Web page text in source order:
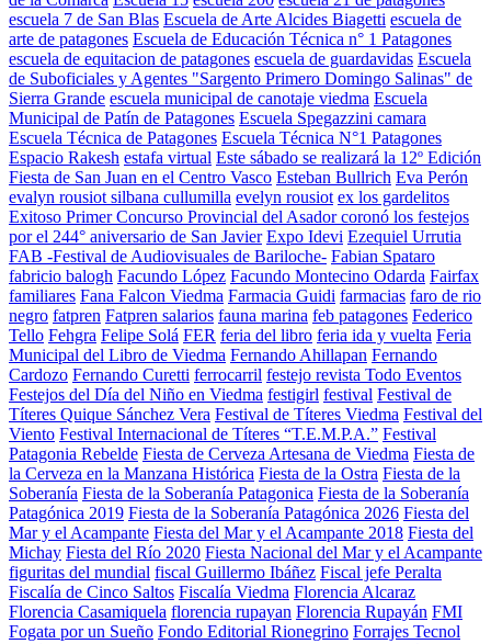
escuela 7 de San Blas Escuela de Arte Alcides Biagetti escuela de
arte de patagones Escuela de Educación Técnica n° 1 Patagones
escuela de equitacion de patagones escuela de guardavidas Escuela
de Suboficiales y Agentes "Sargento Primero Domingo Salinas" de
Sierra Grande escuela municipal de canotaje viedma Escuela
Municipal de Patín de Patagones Escuela Spegazzini camara
Escuela Técnica de Patagones Escuela Técnica N°1 Patagones
Espacio Rakesh estafa virtual Este sábado se realizará la 12º Edición
Fiesta de San Juan en el Centro Vasco Esteban Bullrich Eva Perón
evalyn rousiot silbana cullumilla evelyn rousiot ex los gardelitos
Exitoso Primer Concurso Provincial del Asador coronó los festejos
por el 244° aniversario de San Javier Expo Idevi Ezequiel Urrutia
FAB -Festival de Audiovisuales de Bariloche- Fabian Spataro
fabricio balogh Facundo López Facundo Montecino Odarda Fairfax
familiares Fana Falcon Viedma Farmacia Guidi farmacias faro de rio
negro fatpren Fatpren salarios fauna marina feb patagones Federico
Tello Fehgra Felipe Solá FER feria del libro feria ida y vuelta Feria
Municipal del Libro de Viedma Fernando Ahillapan Fernando
Cardozo Fernando Curetti ferrocarril festejo revista Todo Eventos
Festejos del Día del Niño en Viedma festigirl festival Festival de
Títeres Quique Sánchez Vera Festival de Títeres Viedma Festival del
Viento Festival Internacional de Títeres “T.E.M.P.A.” Festival
Patagonia Rebelde Fiesta de Cerveza Artesana de Viedma Fiesta de
la Cerveza en la Manzana Histórica Fiesta de la Ostra Fiesta de la
Soberanía Fiesta de la Soberanía Patagonica Fiesta de la Soberanía
Patagónica 2019 Fiesta de la Soberanía Patagónica 2026 Fiesta del
Mar y el Acampante Fiesta del Mar y el Acampante 2018 Fiesta del
Michay Fiesta del Río 2020 Fiesta Nacional del Mar y el Acampante
figuritas del mundial fiscal Guillermo Ibáñez Fiscal jefe Peralta
Fiscalía de Cinco Saltos Fiscalía Viedma Florencia Alcaraz
Florencia Casamiquela florencia rupayan Florencia Rupayán FMI
Fogata por un Sueño Fondo Editorial Rionegrino Forrajes Tecnol